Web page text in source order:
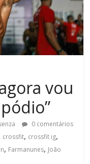
vou
0 comentários
crossfit, crossfit ig,
, Farmanunes, João